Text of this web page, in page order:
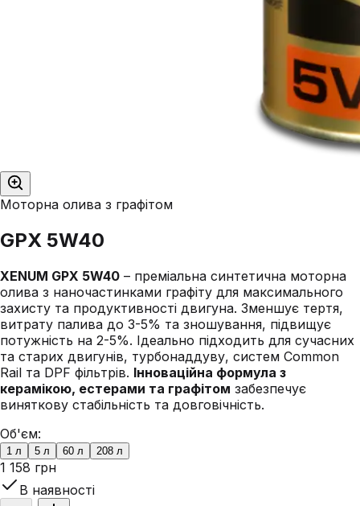
Моторна олива з графітом
GPX 5W40
XENUM GPX 5W40 – преміальна синтетична моторна
олива з наночастинками графіту для максимального
захисту та продуктивності двигуна. Зменшує тертя,
витрату палива до 3-5% та зношування, підвищує
потужність на 2-5%. Ідеально підходить для сучасних
та старих двигунів, турбонаддуву, систем Common
Rail та DPF фільтрів. Інноваційна формула з
керамікою, естерами та графітом забезпечує
виняткову стабільність та довговічність.
Об'єм:
1 л 5 л 60 л 208 л
1 158 грн
В наявності